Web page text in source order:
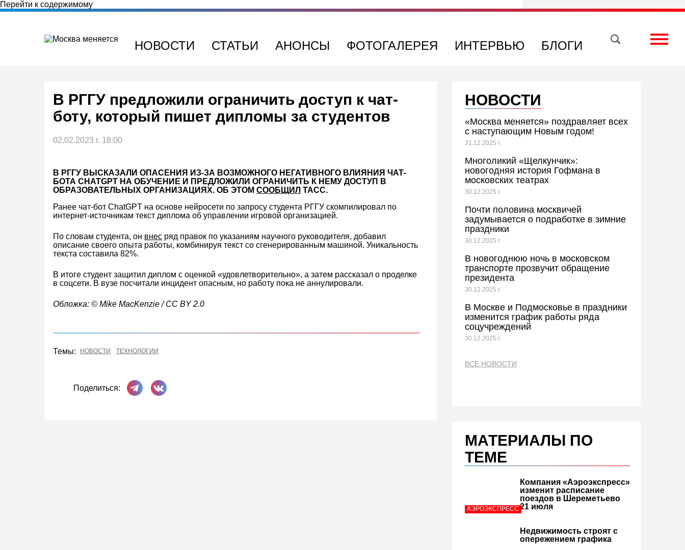
Перейти к содержимому
НОВОСТИ СТАТЬИ АНОНСЫ ФОТОГАЛЕРЕЯ ИНТЕРВЬЮ БЛОГИ
ВконтактеТелеграм
В РГГУ предложили ограничить доступ к чат-
боту, который пишет дипломы за студентов
02.02.2023 г. 18:00
В РГГУ ВЫСКАЗАЛИ ОПАСЕНИЯ ИЗ-ЗА ВОЗМОЖНОГО НЕГАТИВНОГО ВЛИЯНИЯ ЧАТ-
БОТА CHATGPT НА ОБУЧЕНИЕ И ПРЕДЛОЖИЛИ ОГРАНИЧИТЬ К НЕМУ ДОСТУП В
ОБРАЗОВАТЕЛЬНЫХ ОРГАНИЗАЦИЯХ. ОБ ЭТОМ СООБЩИЛ ТАСС.
Ранее чат-бот ChatGPT на основе нейросети по запросу студента РГГУ скомпилировал по
интернет-источникам текст диплома об управлении игровой организацией.
По словам студента, он внес ряд правок по указаниям научного руководителя, добавил
описание своего опыта работы, комбинируя текст со сгенерированным машиной. Уникальность
текста составила 82%.
В итоге студент защитил диплом с оценкой «удовлетворительно», а затем рассказал о проделке
в соцсети. В вузе посчитали инцидент опасным, но работу пока не аннулировали.
Обложка: © Mike MacKenzie / CC BY 2.0
Темы: НОВОСТИ ТЕХНОЛОГИИ
Поделиться:
Поделиться в Телеграме
Поделиться ВКонтакте
НОВОСТИ
«Москва меняется» поздравляет всех
с наступающим Новым годом!
31.12.2025 г.
Многоликий «Щелкунчик»:
новогодняя история Гофмана в
московских театрах
30.12.2025 г.
Почти половина москвичей
задумывается о подработке в зимние
праздники
30.12.2025 г.
В новогоднюю ночь в московском
транспорте прозвучит обращение
президента
30.12.2025 г.
В Москве и Подмосковье в праздники
изменится график работы ряда
соцучреждений
30.12.2025 г.
ВСЕ НОВОСТИ
МАТЕРИАЛЫ ПО
ТЕМЕ
АЭРОЭКСПРЕСС
Компания «Аэроэкспресс»
изменит расписание
поездов в Шереметьево
21 июля
Недвижимость строят с
опережением графика